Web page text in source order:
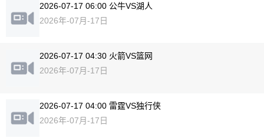
2026-07-17 06:00 公牛VS湖人
2026年-07月-17日
2026-07-17 04:30 火箭VS篮网
2026年-07月-17日
2026-07-17 04:00 雷霆VS独行侠
2026年-07月-17日